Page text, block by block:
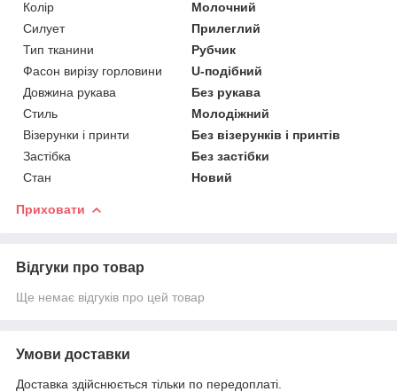
Колір
Молочний
Силует
Прилеглий
Тип тканини
Рубчик
Фасон вирізу горловини
U-подібний
Довжина рукава
Без рукава
Стиль
Молодіжний
Візерунки і принти
Без візерунків і принтів
Застібка
Без застібки
Стан
Новий
Приховати
Відгуки про товар
Ще немає відгуків про цей товар
Умови доставки
Доставка здійснюється тільки по передоплаті.